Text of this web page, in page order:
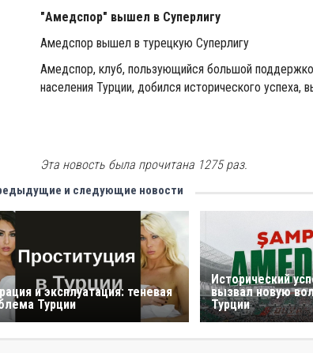
"Амедспор" вышел в Суперлигу
Амедспор вышел в турецкую Суперлигу
Амедспор, клуб, пользующийся большой
населения Турции, добился исторического успеха,
Эта новость была прочитана 1275 раз.
и следующие новости
и эксплуатация: теневая
Турции
Исторический
вызвал новую
Турции